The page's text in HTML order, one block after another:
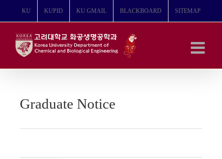
뛰
KU KUPID KU GMAIL BLACKBOARD SITEMAP
Graduate Notice